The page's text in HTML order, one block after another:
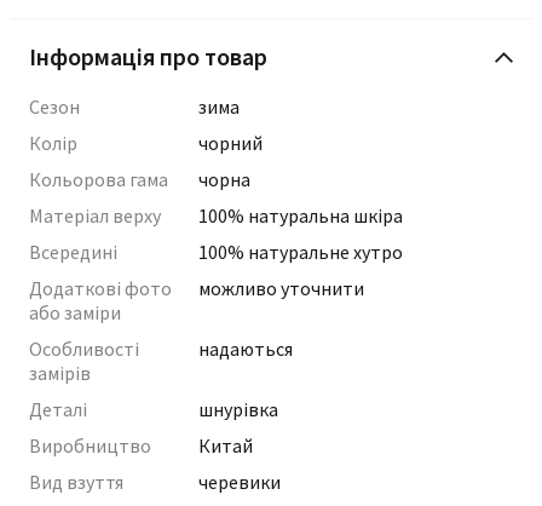
Інформація про товар
Сезон
зима
Колір
чорний
Кольорова гама
чорна
Матеріал верху
100% натуральна шкіра
Всередині
100% натуральне хутро
Додаткові фото
або заміри
можливо уточнити
Особливості
замірів
надаються
Деталі
шнурівка
Виробництво
Китай
Вид взуття
черевики